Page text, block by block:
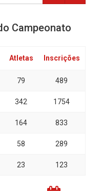
Campeonato
Atletas Inscrições
79 489
342 1754
164 833
58 289
23 123